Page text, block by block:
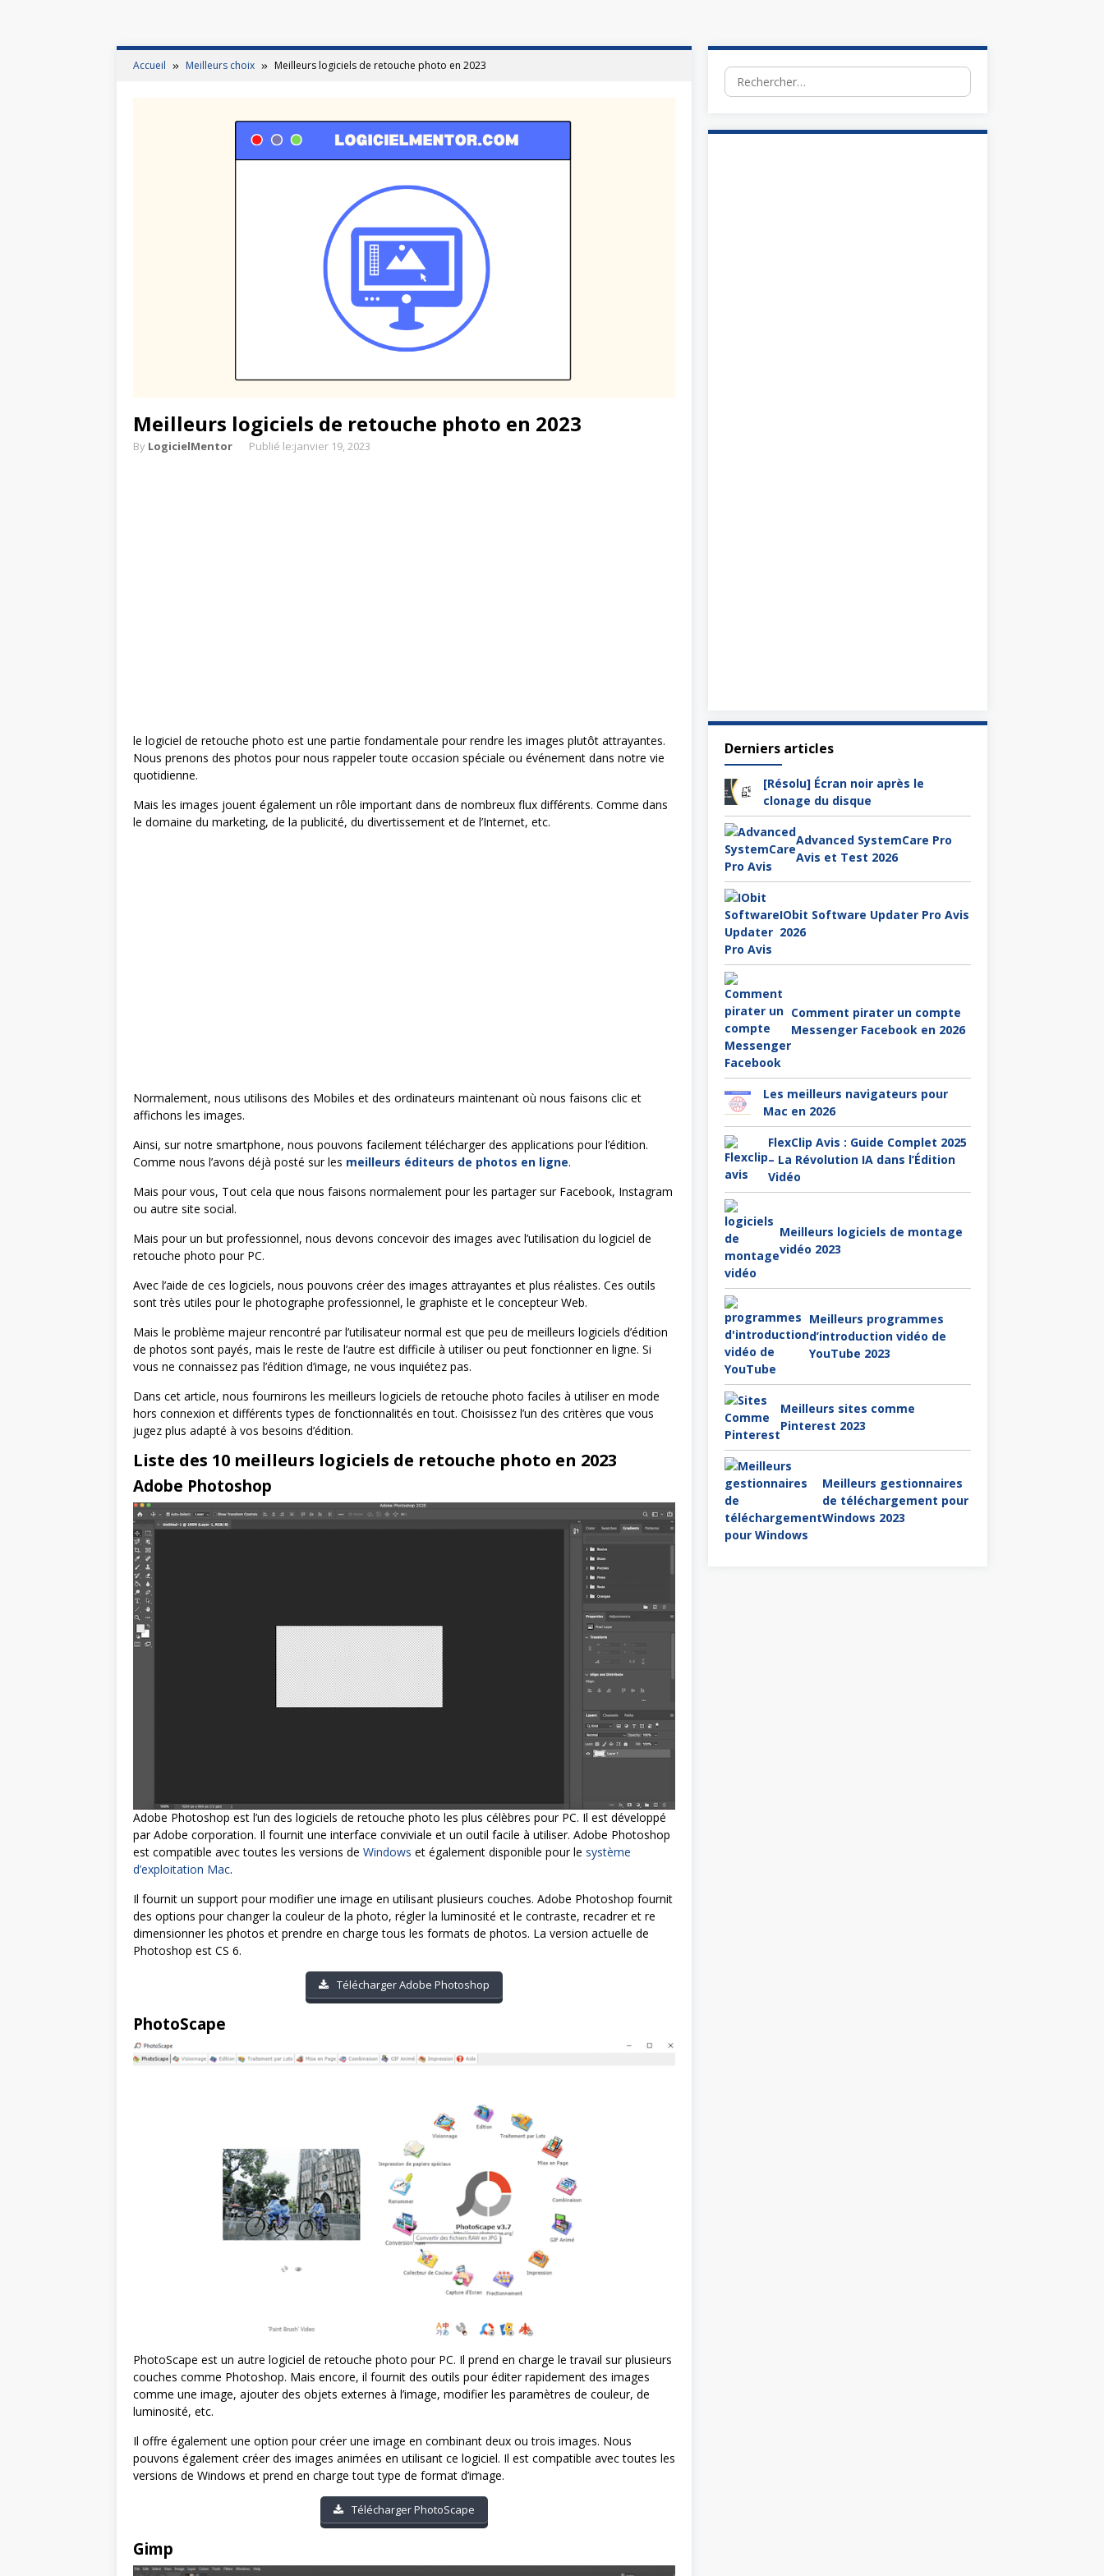
Accueil Meilleurs choix Meilleurs logiciels de retouche photo en 2023
Meilleurs logiciels de retouche photo en 2023
By LogicielMentor Publié le:janvier 19, 2023
le logiciel de retouche photo est une partie fondamentale pour rendre les images plutôt attrayantes.
Nous prenons des photos pour nous rappeler toute occasion spéciale ou événement dans notre vie
quotidienne.
Mais les images jouent également un rôle important dans de nombreux flux différents. Comme dans
le domaine du marketing, de la publicité, du divertissement et de l’Internet, etc.
Normalement, nous utilisons des Mobiles et des ordinateurs maintenant où nous faisons clic et
affichons les images.
Ainsi, sur notre smartphone, nous pouvons facilement télécharger des applications pour l’édition.
Comme nous l’avons déjà posté sur les meilleurs éditeurs de photos en ligne.
Mais pour vous, Tout cela que nous faisons normalement pour les partager sur Facebook, Instagram
ou autre site social.
Mais pour un but professionnel, nous devons concevoir des images avec l’utilisation du logiciel de
retouche photo pour PC.
Avec l’aide de ces logiciels, nous pouvons créer des images attrayantes et plus réalistes. Ces outils
sont très utiles pour le photographe professionnel, le graphiste et le concepteur Web.
Mais le problème majeur rencontré par l’utilisateur normal est que peu de meilleurs logiciels d’édition
de photos sont payés, mais le reste de l’autre est difficile à utiliser ou peut fonctionner en ligne. Si
vous ne connaissez pas l’édition d’image, ne vous inquiétez pas.
Dans cet article, nous fournirons les meilleurs logiciels de retouche photo faciles à utiliser en mode
hors connexion et différents types de fonctionnalités en tout. Choisissez l’un des critères que vous
jugez plus adapté à vos besoins d’édition.
Liste des 10 meilleurs logiciels de retouche photo en 2023
Adobe Photoshop
Adobe Photoshop est l’un des logiciels de retouche photo les plus célèbres pour PC. Il est développé
par Adobe corporation. Il fournit une interface conviviale et un outil facile à utiliser. Adobe Photoshop
est compatible avec toutes les versions de Windows et également disponible pour le système
d’exploitation Mac.
Il fournit un support pour modifier une image en utilisant plusieurs couches. Adobe Photoshop fournit
des options pour changer la couleur de la photo, régler la luminosité et le contraste, recadrer et re
dimensionner les photos et prendre en charge tous les formats de photos. La version actuelle de
Photoshop est CS 6.
Télécharger Adobe Photoshop
PhotoScape
PhotoScape est un autre logiciel de retouche photo pour PC. Il prend en charge le travail sur plusieurs
couches comme Photoshop. Mais encore, il fournit des outils pour éditer rapidement des images
comme une image, ajouter des objets externes à l’image, modifier les paramètres de couleur, de
luminosité, etc.
Il offre également une option pour créer une image en combinant deux ou trois images. Nous
pouvons également créer des images animées en utilisant ce logiciel. Il est compatible avec toutes les
versions de Windows et prend en charge tout type de format d’image.
Télécharger PhotoScape
Gimp
Rechercher :
Derniers articles
[Résolu] Écran noir après le
clonage du disque
Advanced SystemCare Pro
Avis et Test 2026
IObit Software Updater Pro Avis
2026
Comment pirater un compte
Messenger Facebook en 2026
Les meilleurs navigateurs pour
Mac en 2026
FlexClip Avis : Guide Complet 2025
– La Révolution IA dans l’Édition
Vidéo
Meilleurs logiciels de montage
vidéo 2023
Meilleurs programmes
d’introduction vidéo de
YouTube 2023
Meilleurs sites comme
Pinterest 2023
Meilleurs gestionnaires
de téléchargement pour
Windows 2023